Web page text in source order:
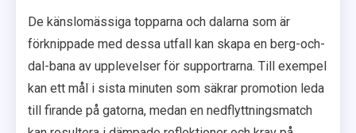
De känslomässiga topparna och dalarna som är
förknippade med dessa utfall kan skapa en berg-och-
dal-bana av upplevelser för supportrarna. Till exempel
kan ett mål i sista minuten som säkrar promotion leda
till firande på gatorna, medan en nedflyttningsmatch